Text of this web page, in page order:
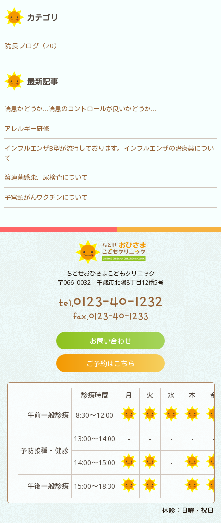
カテゴリ
院長ブログ（20）
最新記事
喘息かどうか…喘息のコントロールが良いかどうか…
アレルギー研修
インフルエンザB型が流行しております。インフルエンザの治療薬につい
て
溶連菌感染、尿検査について
子宮頸がんワクチンについて
ちとせおひさまこどもクリニック
〒066 -0032 千歳市北陽8丁目12番5号
tel.0123-40-1232
fax.0123-40-1233
お問い合わせ
ご予約はこちら
診療時間 月 火 水 木 金
午前一般診療 8:30～12:00
予防接種・健診
13:00～14:00 - - - - -
14:00～15:00 -
午後一般診療 15:00～18:30 -
休診：日曜・祝日